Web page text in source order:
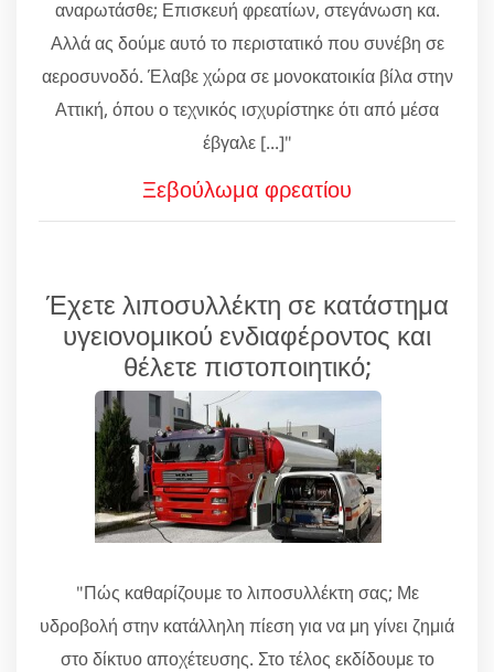
αναρωτάσθε; Επισκευή φρεατίων, στεγάνωση κα.
Αλλά ας δούμε αυτό το περιστατικό που συνέβη σε
αεροσυνοδό. Έλαβε χώρα σε μονοκατοικία βίλα στην
Αττική, όπου ο τεχνικός ισχυρίστηκε ότι από μέσα
έβγαλε [...]"
Ξεβούλωμα φρεατίου
Έχετε λιποσυλλέκτη σε κατάστημα
υγειονομικού ενδιαφέροντος και
θέλετε πιστοποιητικό;
"Πώς καθαρίζουμε το λιποσυλλέκτη σας; Με
υδροβολή στην κατάλληλη πίεση για να μη γίνει ζημιά
στο δίκτυο αποχέτευσης. Στο τέλος εκδίδουμε το